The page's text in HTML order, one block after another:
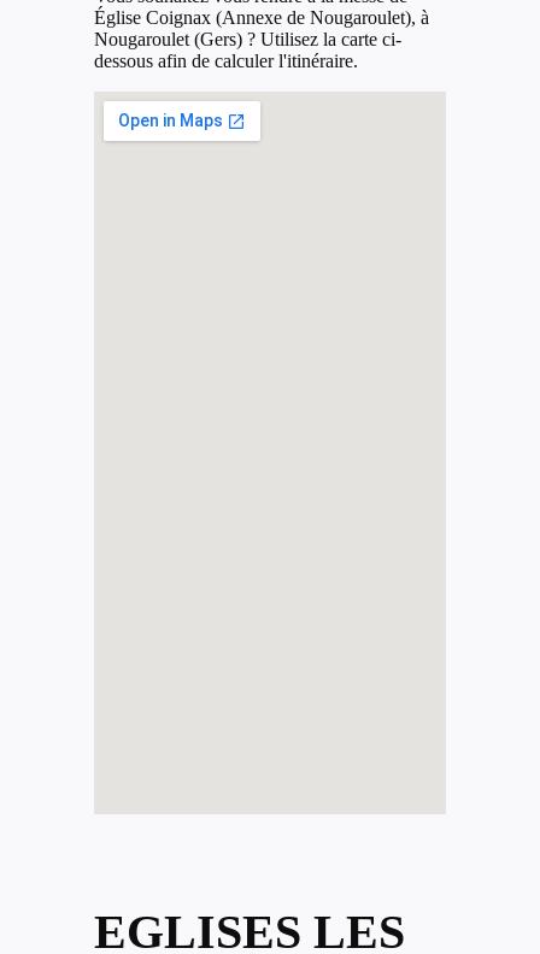
Église Coignax (Annexe de Nougaroulet), à
Nougaroulet (Gers) ? Utilisez la carte ci-
dessous afin de calculer l'itinéraire.
EGLISES LES